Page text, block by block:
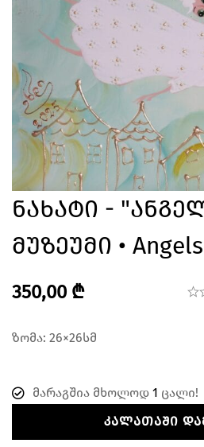
Ნახატი -
Მუზეუმი •
350,00 ₾
ზომა: 26×26სმ
მარაგშია მხოლოდ 1 ცალი!
ᲙᲐᲚᲐᲗᲐᲨᲘ